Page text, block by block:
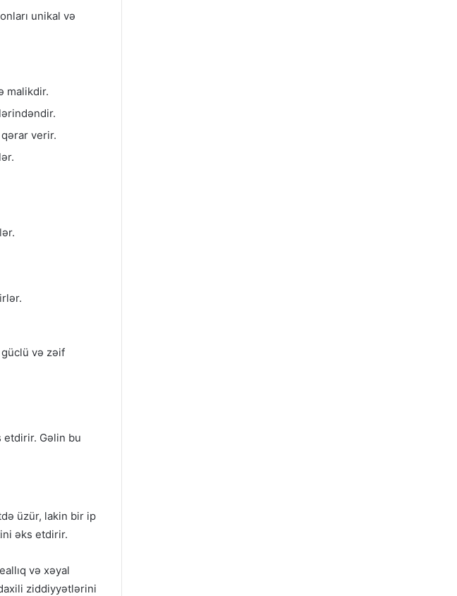
unikal və
malikdir.
qərar verir.
və zəif
etdirir. Gəlin bu
üzür, lakin bir ip
əks etdirir.
və xəyal
ziddiyyətlərini